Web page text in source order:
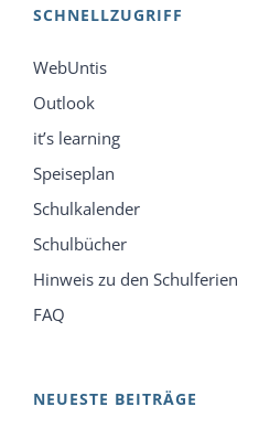
SCHNELLZUGRIFF
WebUntis
Outlook
it’s learning
Speiseplan
Schulkalender
Schulbücher
Hinweis zu den Schulferien
FAQ
NEUESTE BEITRÄGE